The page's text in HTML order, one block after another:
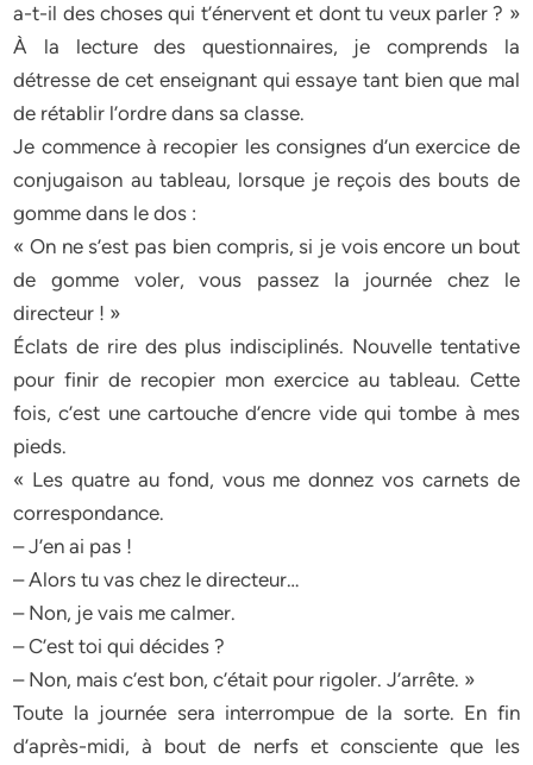
a-t-il des choses qui t’énervent et dont tu veux parler ? »
À la lecture des questionnaires, je comprends la
détresse de cet enseignant qui essaye tant bien que mal
de rétablir l’ordre dans sa classe.
Je commence à recopier les consignes d’un exercice de
conjugaison au tableau, lorsque je reçois des bouts de
gomme dans le dos :
« On ne s’est pas bien compris, si je vois encore un bout
de gomme voler, vous passez la journée chez le
directeur ! »
Éclats de rire des plus indisciplinés. Nouvelle tentative
pour finir de recopier mon exercice au tableau. Cette
fois, c’est une cartouche d’encre vide qui tombe à mes
pieds.
« Les quatre au fond, vous me donnez vos carnets de
correspondance.
– J’en ai pas !
– Alors tu vas chez le directeur…
– Non, je vais me calmer.
– C’est toi qui décides ?
– Non, mais c’est bon, c’était pour rigoler. J’arrête. »
Toute la journée sera interrompue de la sorte. En fin
d’après-midi, à bout de nerfs et consciente que les